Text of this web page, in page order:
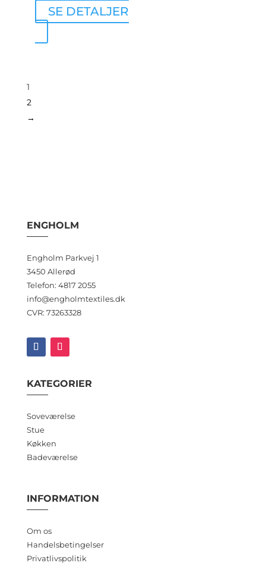
SE DETALJER
1
2
→
ENGHOLM
Engholm Parkvej 1
3450 Allerød
Telefon: 4817 2055
info@engholmtextiles.dk
CVR: 73263328
KATEGORIER
Soveværelse
Stue
Køkken
Badeværelse
INFORMATION
Om os
Handelsbetingelser
Privatlivspolitik